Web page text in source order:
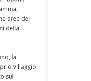
aree del
della
la
Villaggio
sul